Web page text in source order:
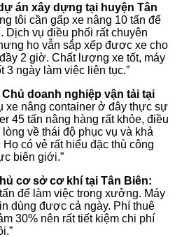
án xây dựng tại huyện Tân
tôi cần gấp xe nâng 10 tấn để
Dịch vụ điều phối rất chuyên
họ vẫn sắp xếp được xe cho
2 giờ. Chất lượng xe tốt, máy
3 ngày làm việc liên tục.”
doanh nghiệp vận tải tại
xe nâng container ở đây thực sự
45 tấn nâng hàng rất khỏe, điều
về thái độ phục vụ và khả
có vẻ rất hiểu đặc thù công
biên giới.”
cơ sở cơ khí tại Tân Biên:
để làm việc trong xưởng. Máy
dùng được cả ngày. Phí thuê
30% nên rất tiết kiệm chi phí